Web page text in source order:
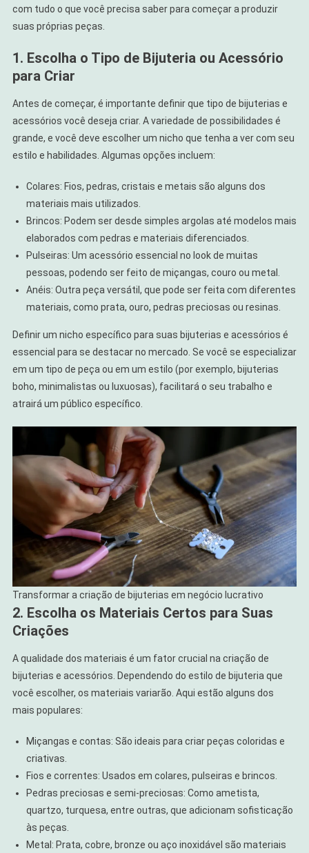
com tudo o que você precisa saber para começar a produzir
suas próprias peças.
1. Escolha o Tipo de Bijuteria ou Acessório
para Criar
Antes de começar, é importante definir que tipo de bijuterias e
acessórios você deseja criar. A variedade de possibilidades é
grande, e você deve escolher um nicho que tenha a ver com seu
estilo e habilidades. Algumas opções incluem:
Colares: Fios, pedras, cristais e metais são alguns dos
materiais mais utilizados.
Brincos: Podem ser desde simples argolas até modelos mais
elaborados com pedras e materiais diferenciados.
Pulseiras: Um acessório essencial no look de muitas
pessoas, podendo ser feito de miçangas, couro ou metal.
Anéis: Outra peça versátil, que pode ser feita com diferentes
materiais, como prata, ouro, pedras preciosas ou resinas.
Definir um nicho específico para suas bijuterias e acessórios é
essencial para se destacar no mercado. Se você se especializar
em um tipo de peça ou em um estilo (por exemplo, bijuterias
boho, minimalistas ou luxuosas), facilitará o seu trabalho e
atrairá um público específico.
Transformar a criação de bijuterias em negócio lucrativo
2. Escolha os Materiais Certos para Suas
Criações
A qualidade dos materiais é um fator crucial na criação de
bijuterias e acessórios. Dependendo do estilo de bijuteria que
você escolher, os materiais variarão. Aqui estão alguns dos
mais populares:
Miçangas e contas: São ideais para criar peças coloridas e
criativas.
Fios e correntes: Usados em colares, pulseiras e brincos.
Pedras preciosas e semi-preciosas: Como ametista,
quartzo, turquesa, entre outras, que adicionam sofisticação
às peças.
Metal: Prata, cobre, bronze ou aço inoxidável são materiais